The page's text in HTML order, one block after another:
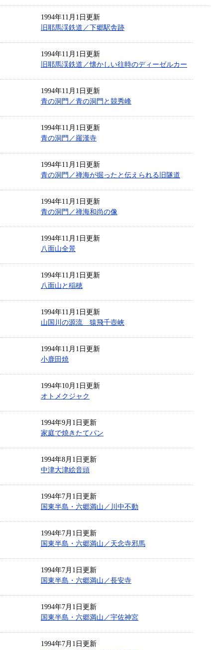
1994年11月1日更新
旧耶馬渓鉄道／下郷駅舎跡
1994年11月1日更新
旧耶馬渓鉄道／懐かしい往時のディーゼルカー
1994年11月1日更新
青の洞門／青の洞門と競秀峰
1994年11月1日更新
青の洞門／羅漢寺
1994年11月1日更新
青の洞門／禅海が掘ったと伝えられる旧隧道
1994年11月1日更新
青の洞門／禅海和尚の像
1994年11月1日更新
八面山全景
1994年11月1日更新
八面山と稲穂
1994年11月1日更新
山国川の源流 猿飛千壺峡
1994年11月1日更新
小鹿田焼
1994年10月1日更新
オトメクジャク
1994年9月1日更新
家庭で焼きたてパン
1994年8月1日更新
中津大津絵音頭
1994年7月1日更新
国東半島・六郷満山／川中不動
1994年7月1日更新
国東半島・六郷満山／天念寺邪馬
1994年7月1日更新
国東半島・六郷満山／長安寺
1994年7月1日更新
国東半島・六郷満山／宇佐神宮
1994年7月1日更新